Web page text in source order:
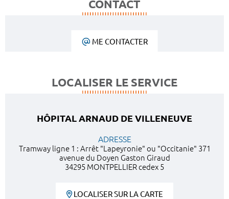
CONTACT
ME CONTACTER
LOCALISER LE SERVICE
HÔPITAL ARNAUD DE VILLENEUVE
ADRESSE
Tramway ligne 1 : Arrêt "Lapeyronie" ou "Occitanie" 371
avenue du Doyen Gaston Giraud
34295 MONTPELLIER cedex 5
LOCALISER SUR LA CARTE